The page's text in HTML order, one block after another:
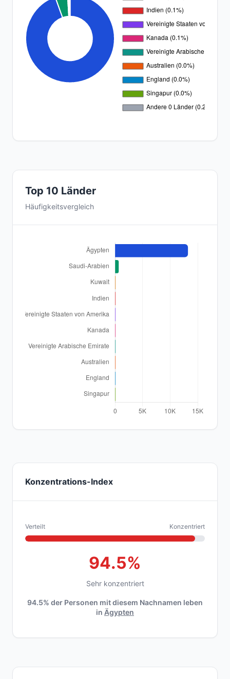
Top 10 Länder
Häufigkeitsvergleich
Konzentrations-Index
Verteilt Konzentriert
94.5%
Sehr konzentriert
94.5% der Personen mit diesem Nachnamen leben
in Ägypten